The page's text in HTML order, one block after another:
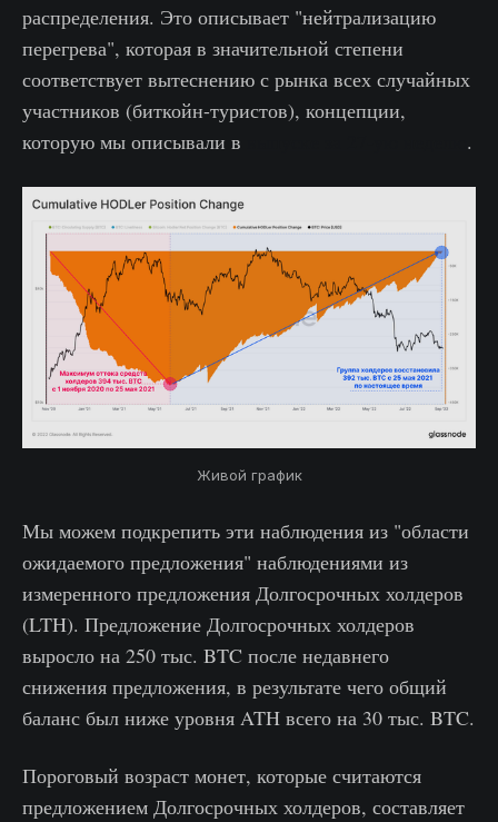
распределения. Это описывает "нейтрализацию
перегрева", которая в значительной степени
соответствует вытеснению с рынка всех случайных
участников (биткойн-туристов), концепции,
которую мы описывали в
.
Живой график
Мы можем подкрепить эти наблюдения из "области
ожидаемого предложения" наблюдениями из
измеренного предложения Долгосрочных холдеров
(LTH). Предложение Долгосрочных холдеров
выросло на 250 тыс. BTC после недавнего
снижения предложения, в результате чего общий
баланс был ниже уровня ATH всего на 30 тыс. BTC.
Пороговый возраст монет, которые считаются
предложением Долгосрочных холдеров, составляет